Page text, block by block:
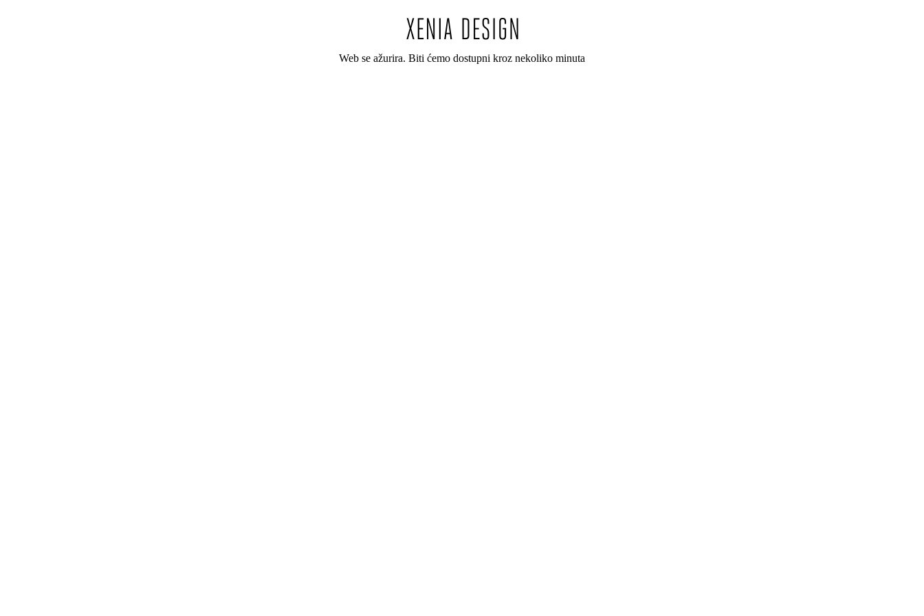
Web se ažurira. Biti ćemo dostupni kroz nekoliko minuta